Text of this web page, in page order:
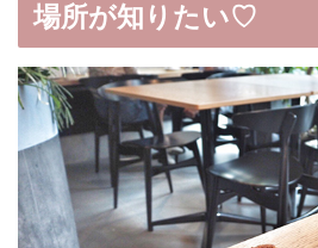
場所が知りたい♡